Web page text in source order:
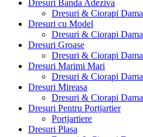
Dresuri Banda Adeziva
Dresuri & Ciorapi Dama
Dresuri cu Model
Dresuri & Ciorapi Dama
Dresuri Groase
Dresuri & Ciorapi Dama
Dresuri Marimi Mari
Dresuri & Ciorapi Dama
Dresuri Mireasa
Dresuri & Ciorapi Dama
Dresuri Pentru Portjartier
Portjartiere
Dresuri Plasa